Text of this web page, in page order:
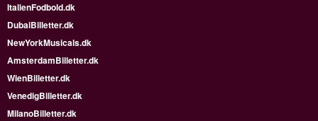
ItalienFodbold.dk
DubaiBilletter.dk
NewYorkMusicals.dk
AmsterdamBilletter.dk
WienBilletter.dk
VenedigBilletter.dk
MilanoBilletter.dk